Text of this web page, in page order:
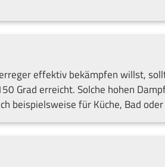
effektiv bekämpfen willst,
Grad erreicht. Solche hohen
beispielsweise für Küche, Bad